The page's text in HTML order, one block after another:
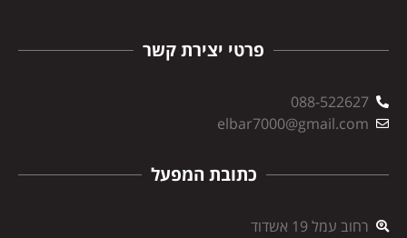
פרטי יצירת קשר
088-522627
elbar7000@gmail.com
כתובת המפעל
רחוב עמל 19 אשדוד